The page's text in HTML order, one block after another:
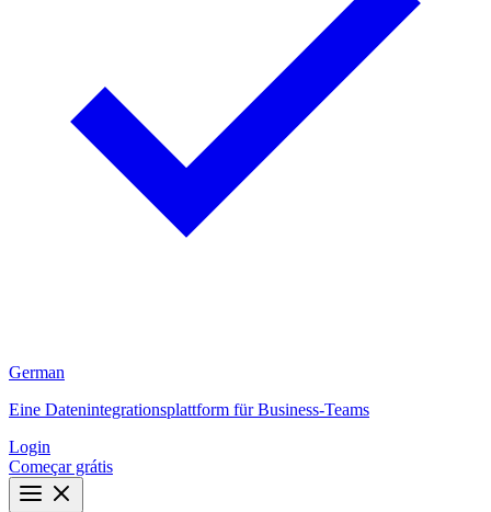
German
Eine Datenintegrationsplattform für Business-Teams
Login
Começar grátis